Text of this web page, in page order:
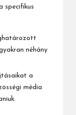
specifikus
néhány
a
média